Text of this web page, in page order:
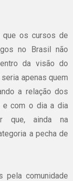
que os cursos de
no Brasil não
da visão do
apenas quem
a relação dos
e com o dia a dia
que, ainda na
a pecha de
pela comunidade